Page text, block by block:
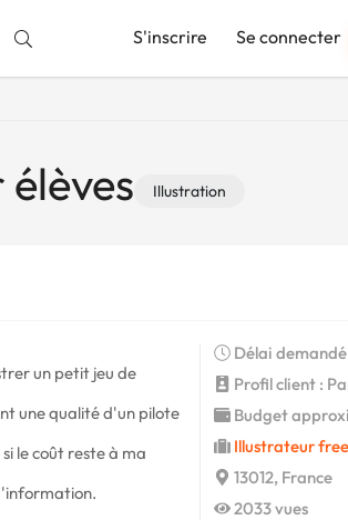
S'inscrire Se connecter
Illustration
un petit jeu de
une qualité d'un pilote
le coût reste à ma
Délai
Profil client :
Budget
Illustrateur
13012, France
2033 vues